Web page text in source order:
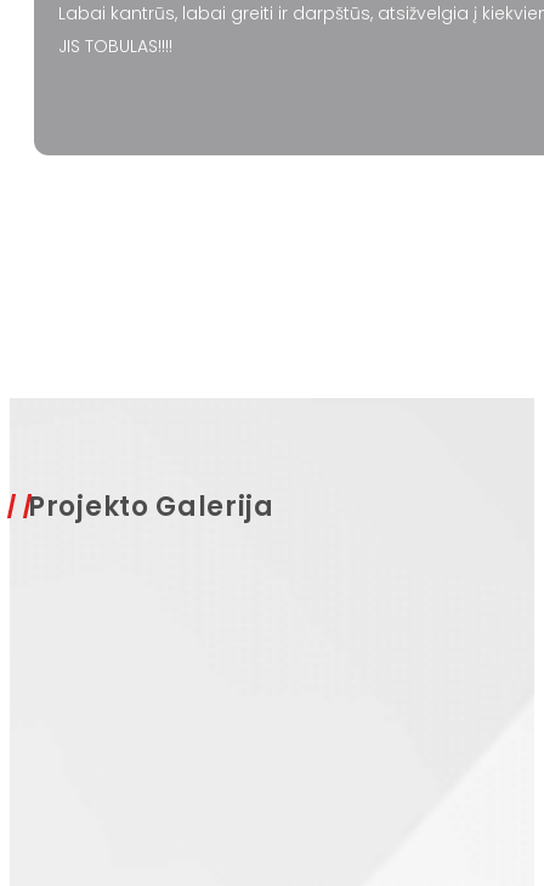
Labai kantrūs, labai greiti ir darpštūs, atsižvelgia į
JIS TOBULAS!!!!
Projekto Galerija